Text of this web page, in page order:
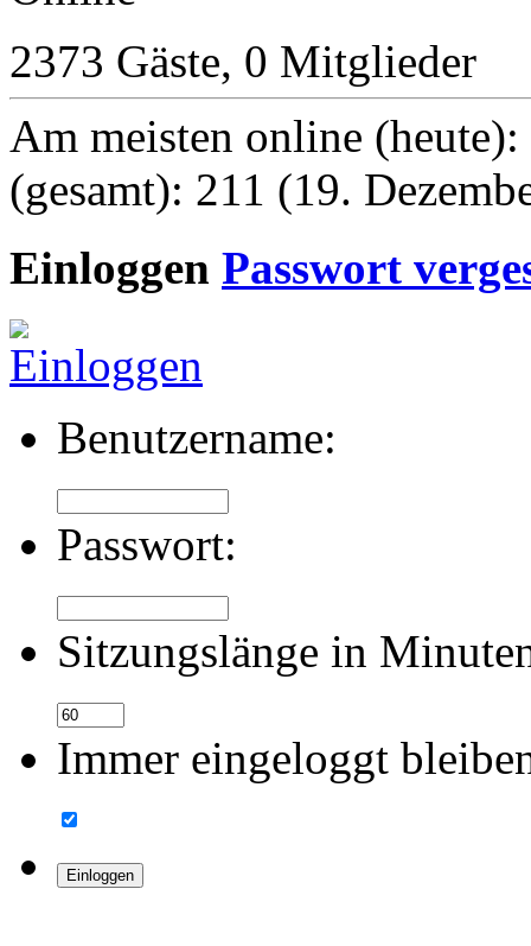
2373 Gäste, 0 Mitglieder
Am meisten online (heute):
(gesamt): 211 (19.
Einloggen Passwort
Benutzername:
Passwort:
Sitzungslänge in
Immer eingeloggt